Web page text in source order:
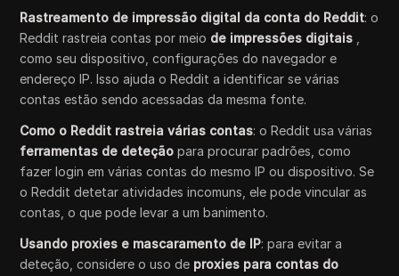
Rastreamento de impressão digital da conta do Reddit: o
Reddit rastreia contas por meio de impressões digitais
como seu dispositivo, configurações do navegador e
endereço IP. Isso ajuda o Reddit a identificar se várias
contas estão sendo acessadas da mesma fonte.
Como o Reddit rastreia várias contas: o Reddit usa várias
ferramentas de deteção para procurar padrões, como
fazer login em várias contas do mesmo IP ou dispositivo. Se
o Reddit detetar atividades incomuns, ele pode vincular as
contas, o que pode levar a um banimento.
Usando proxies e mascaramento de IP: para evitar a
deteção, considere o uso de proxies para contas do